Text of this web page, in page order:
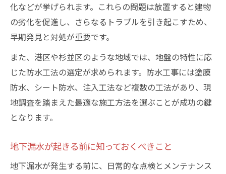
化などが挙げられます。これらの問題は放置すると建物
の劣化を促進し、さらなるトラブルを引き起こすため、
早期発見と対処が重要です。
また、港区や杉並区のような地域では、地盤の特性に応
じた防水工法の選定が求められます。防水工事には塗膜
防水、シート防水、注入工法など複数の工法があり、現
地調査を踏まえた最適な施工方法を選ぶことが成功の鍵
となります。
地下漏水が起きる前に知っておくべきこと
地下漏水が発生する前に、日常的な点検とメンテナンス